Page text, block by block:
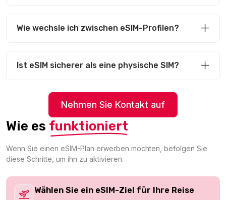
Wie wechsle ich zwischen eSIM-Profilen?
Ist eSIM sicherer als eine physische SIM?
Nehmen Sie Kontakt auf
Wie es funktioniert
Wenn Sie einen eSIM-Plan erwerben möchten, befolgen Sie
diese Schritte, um ihn zu aktivieren.
Wählen Sie ein eSIM-Ziel für Ihre Reise